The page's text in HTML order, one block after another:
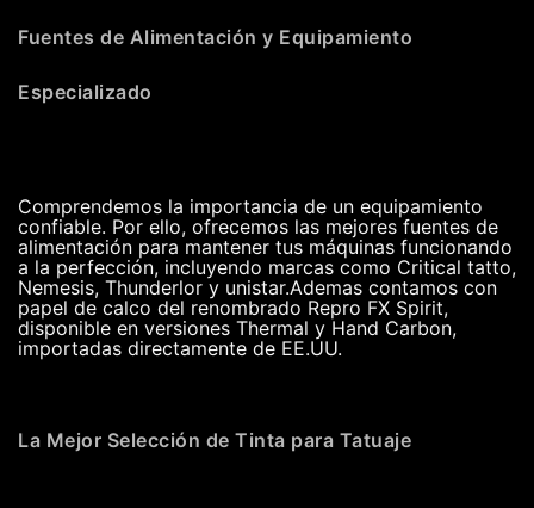
Fuentes de Alimentación y Equipamiento
Especializado
Comprendemos la importancia de un equipamiento
confiable. Por ello, ofrecemos las mejores fuentes de
alimentación para mantener tus máquinas funcionando
a la perfección, incluyendo marcas como Critical tatto,
Nemesis, Thunderlor y unistar.Ademas contamos con
papel de calco del renombrado Repro FX Spirit,
disponible en versiones Thermal y Hand Carbon,
importadas directamente de EE.UU.
La Mejor Selección de Tinta para Tatuaje